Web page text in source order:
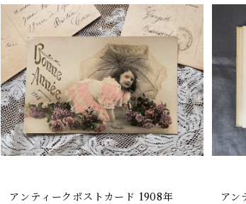
アンティークポストカード 1908年
アン